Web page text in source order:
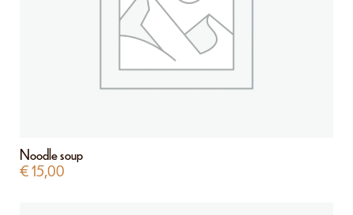
Noodle soup
€15,00